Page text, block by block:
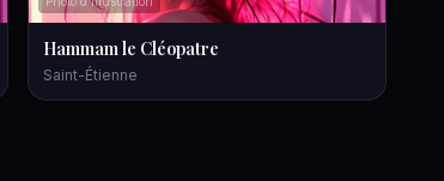
Hammam le Cléopatre
Saint-Étienne